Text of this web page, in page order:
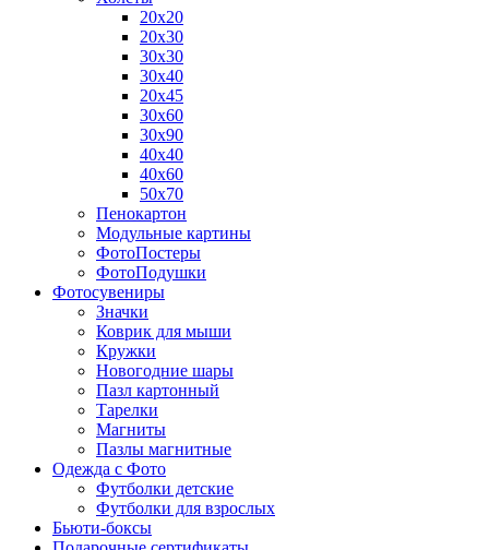
20х20
20х30
30х30
30х40
20х45
30х60
30х90
40х40
40х60
50х70
Пенокартон
Модульные картины
ФотоПостеры
ФотоПодушки
Фотоcувениры
Значки
Коврик для мыши
Кружки
Новогодние шары
Пазл картонный
Тарелки
Магниты
Пазлы магнитные
Одежда с Фото
Футболки детские
Футболки для взрослых
Бьюти-боксы